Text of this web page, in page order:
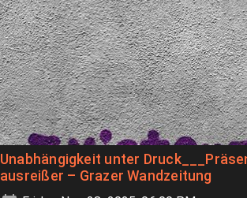
Unabhängigkeit unter
ausreißer – Grazer Wandzeitung